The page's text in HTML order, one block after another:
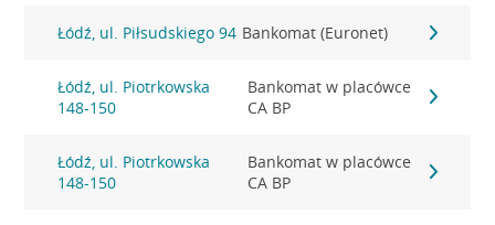
Łódź, ul. Piłsudskiego 94 Bankomat (Euronet)
Łódź, ul. Piotrkowska
148-150
Bankomat w placówce
CA BP
Łódź, ul. Piotrkowska
148-150
Bankomat w placówce
CA BP